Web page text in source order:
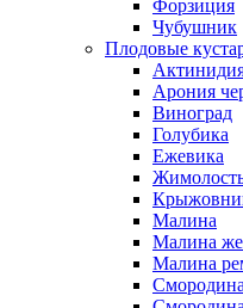
Форзиция
Чубушник
Плодовые
Арония
Виноград
Голубика
Ежевика
Малина
Малина
Малина